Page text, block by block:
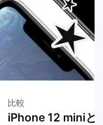
比較
iPhone 12 miniと